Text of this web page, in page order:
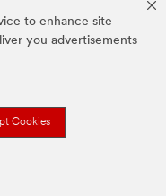
to enhance site
you advertisements
Cookies